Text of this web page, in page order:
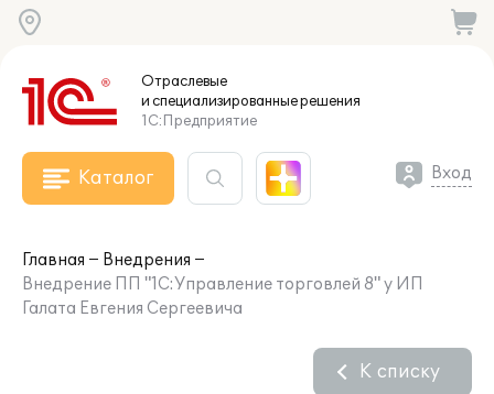
Отраслевые
и специализированныерешения
1С:Предприятие
Каталог Вход
Главная
Внедрения
Внедрение ПП "1С:Управление торговлей 8" у ИП
Галата Евгения Сергеевича
К списку